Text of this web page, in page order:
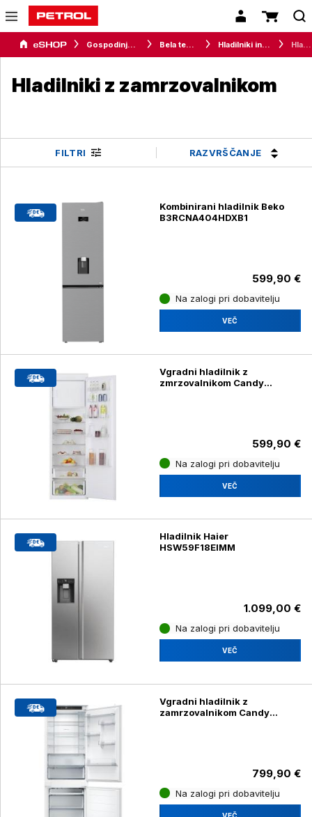
Gospodinjski aparati Bela tehnika Hladilniki in zamrzovalniki
Hladilniki z zamrzovalnikom
FILTRI RAZVRŠČANJE
Kombinirani hladilnik Beko
B3RCNA404HDXB1
599,90 €
Na zalogi pri dobavitelju
VEČ
Vgradni hladilnik z
zmrzovalnikom Candy
599,90 €
Na zalogi pri dobavitelju
VEČ
Hladilnik Haier
HSW59F18EIMM
1.099,00 €
Na zalogi pri dobavitelju
VEČ
Vgradni hladilnik z
zamrzovalnikom Candy
799,90 €
Na zalogi pri dobavitelju